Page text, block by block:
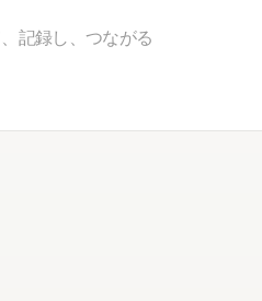
記録し、つながる